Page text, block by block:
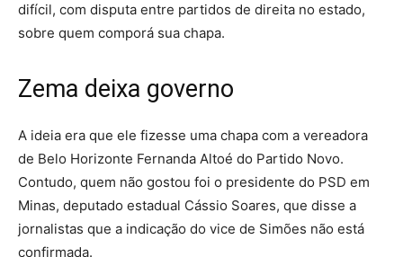
difícil, com disputa entre partidos de direita no estado,
sobre quem comporá sua chapa.
Zema deixa governo
A ideia era que ele fizesse uma chapa com a vereadora
de Belo Horizonte Fernanda Altoé do Partido Novo.
Contudo, quem não gostou foi o presidente do PSD em
Minas, deputado estadual Cássio Soares, que disse a
jornalistas que a indicação do vice de Simões não está
confirmada.